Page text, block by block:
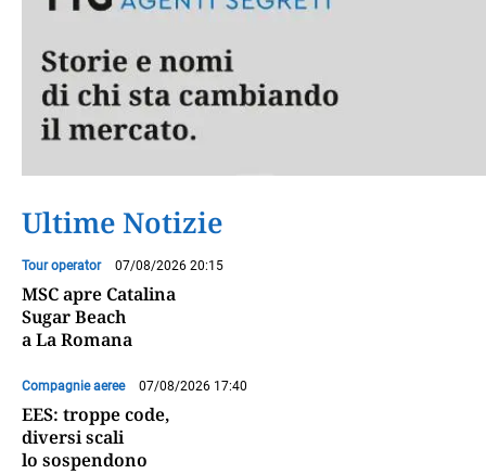
Ultime Notizie
Tour operator 07/08/2026 20:15
MSC apre Catalina
Sugar Beach
a La Romana
Compagnie aeree 07/08/2026 17:40
EES: troppe code,
diversi scali
lo sospendono